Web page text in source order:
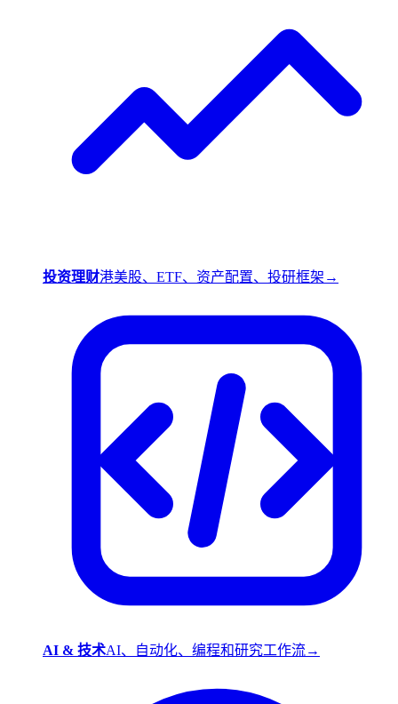
投资理财港美股、ETF、资产配置、投研框架 →
AI & 技术AI、自动化、编程和研究工作流→